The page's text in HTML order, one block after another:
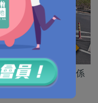
加城市同每日名額係